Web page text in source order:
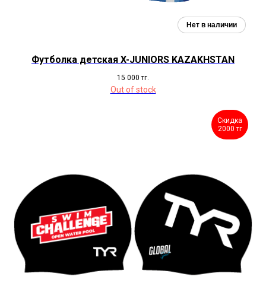
Футболка детская X-JUNIORS KAZAKHSTAN
15 000 тг.
Out of stock
Скидка
2000 тг